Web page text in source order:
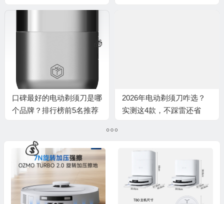
口碑最好的电动剃须刀是哪
个品牌？排行榜前5名推荐
2026年电动剃须刀咋选？
实测这4款，不踩雷还省
🎁